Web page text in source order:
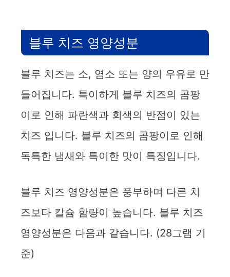
블루 치즈 영양성분
블루 치즈는 소, 염소 또는 양의 우유로 만
들어집니다. 특이하게 블루 치즈의 곰팡
이로 인해 파란색과 회색의 반점이 있는
치즈 입니다. 블루 치즈의 곰팡이로 인해
독특한 냄새와 특이한 맛이 특징입니다.
블루 치즈 영양성분은 풍부하며 다른 치
즈보다 칼슘 함량이 높습니다. 블루 치즈
영양성분은 다음과 같습니다. (28그램 기
준)